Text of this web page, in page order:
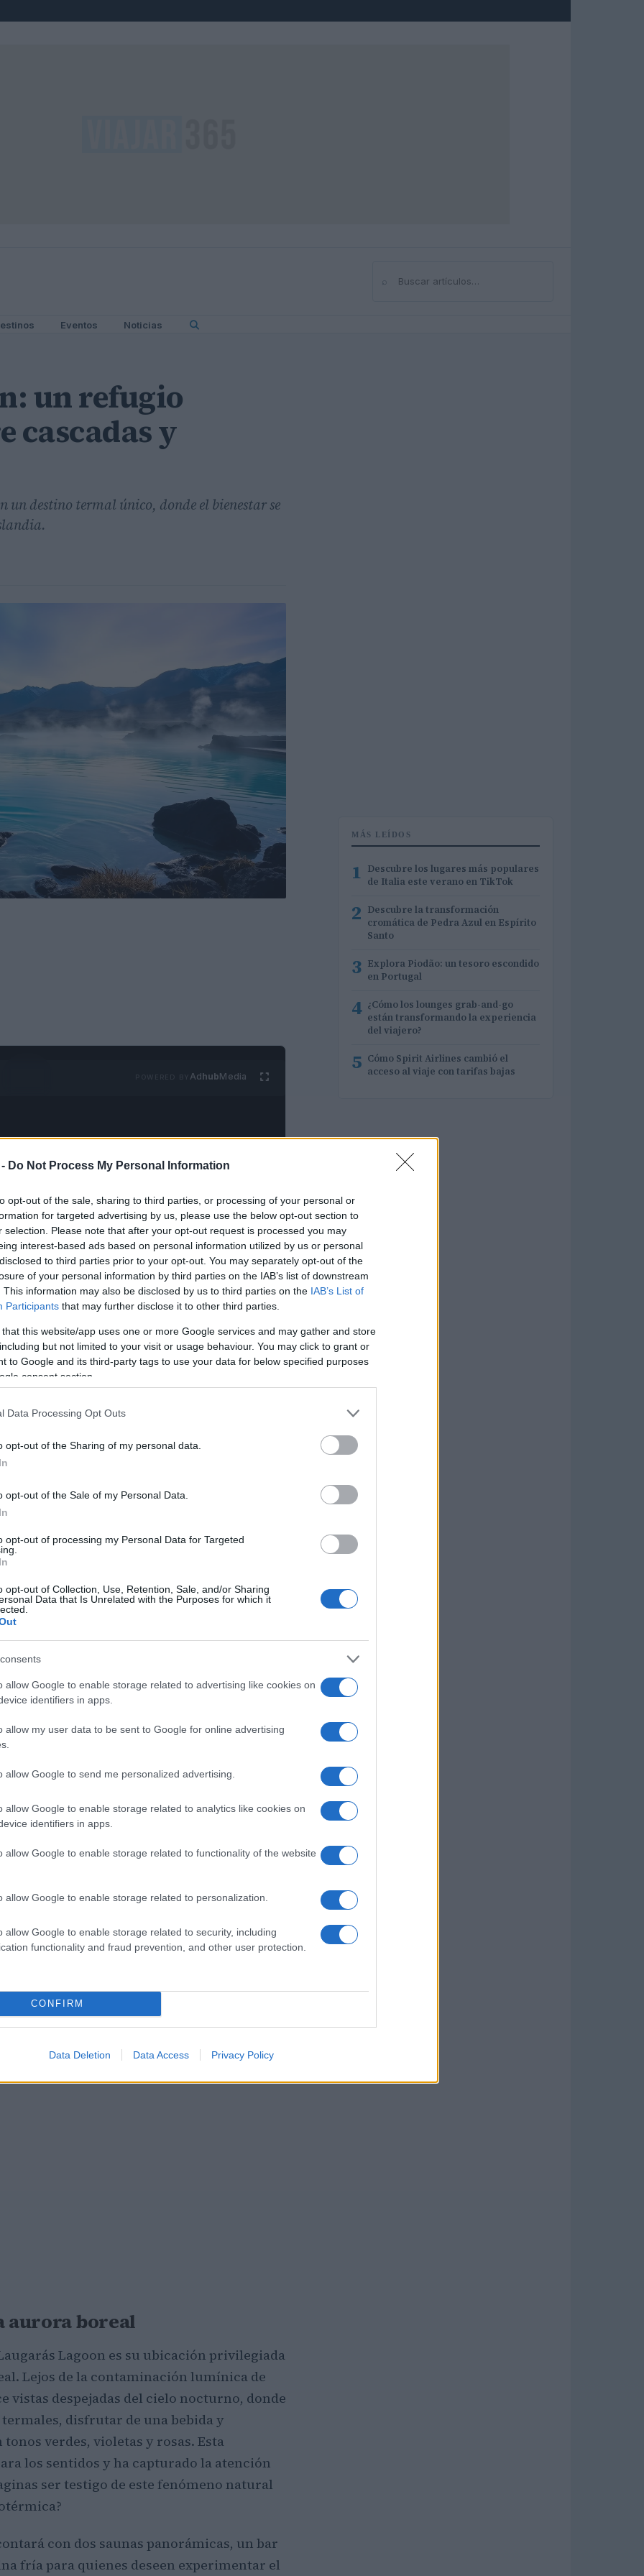
Do Not Process My Personal Information
opt-out of the sale, sharing to third parties, or processing of your personal or
for targeted advertising by us, please use the below opt-out section to
selection. Please note that after your opt-out request is processed you may
interest-based ads based on personal information utilized by us or personal
to third parties prior to your opt-out. You may separately opt-out of the
of your personal information by third parties on the IAB’s list of downstream
This information may also be disclosed by us to third parties on the IAB’s List of
Participants that may further disclose it to other third parties.
that this website/app uses one or more Google services and may gather and store
but not limited to your visit or usage behaviour. You may click to grant or
to Google and its third-party tags to use your data for below specified purposes
consent section.
Data Processing Opt Outs
opt-out of the Sharing of my personal data.
opt-out of the Sale of my Personal Data.
opt-out of processing my Personal Data for Targeted
opt-out of Collection, Use, Retention, Sale, and/or Sharing
Data that Is Unrelated with the Purposes for which it
allow Google to enable storage related to advertising like cookies on
identifiers in apps.
allow my user data to be sent to Google for online advertising
allow Google to send me personalized advertising.
allow Google to enable storage related to analytics like cookies on
identifiers in apps.
allow Google to enable storage related to functionality of the website
allow Google to enable storage related to personalization.
allow Google to enable storage related to security, including
functionality and fraud prevention, and other user protection.
CONFIRM
Data Deletion Data Access Privacy Policy
⌕Buscar
Eventos Noticias
un refugio
cascadas y
un destino termal único, donde el bienestar se
AdhubMedia
en la región suroeste, surge
el turismo de bienestar. Hablamos de
geotérmica que no solo ofrece un
sino que también se convierte en un
contemporáneo con la majestuosa
en aguas termales mientras
concepto arquitectónico, que presenta
una cascada que se eleva a más de seis
numerosas cascadas que caracterizan la
epicentro de una experiencia sensorial
su entorno natural. La obra, realizada
colaboración con el ingeniero Efla, busca
y el paisaje circundante.
ideales de entre 38 y 40 grados,
de relajación durante todo el año. Sin
la magia de Laugarás Lagoon se
una experiencia única bajo el cielo
en aguas termales mientras el frío
aurora boreal
Lagoon es su ubicación privilegiada
Lejos de la contaminación lumínica de
vistas despejadas del cielo nocturno, donde
disfrutar de una bebida y
verdes, violetas y rosas. Esta
los sentidos y ha capturado la atención
ser testigo de este fenómeno natural
con dos saunas panorámicas, un bar
fría para quienes deseen experimentar el
MÁS LEÍDOS
1 Descubre los lugares más populares
de Italia este verano en TikTok
2 Descubre la transformación
cromática de Pedra Azul en Espírito
Santo
3 Explora Piodão: un tesoro escondido
en Portugal
4 ¿Cómo los lounges grab-and-go
están transformando la experiencia
del viajero?
5 Cómo Spirit Airlines cambió el
acceso al viaje con tarifas bajas